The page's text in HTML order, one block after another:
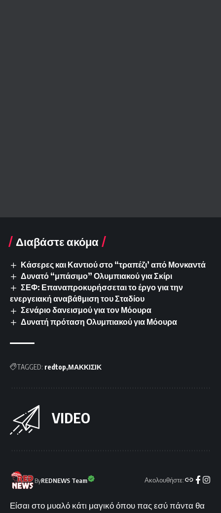
Διαβάστε ακόμα
Κάσερες και Καντιού στο “τραπέζι’ από Μονκαντά
Δυνατό “μπάσιμο” Ολυμπιακού για Σκίρι
ΣΕΦ: Επαναπροκυρήσσεται το έργο για την
ενεργειακή αναβάθμιση του Σταδίου
Σενάριο δανεισμού για τον Μόουρα
Δυνατή πρόταση Ολυμπιακού για Μόουρα
TAGGED: redtop ΜΑΚΚΙΣΙΚ
VIDEO
ByREDNEWS Team Ακολουθήστε:
Είσαι στο μυαλό κάτι μαγικό όπου πας εσύ πάντα θα